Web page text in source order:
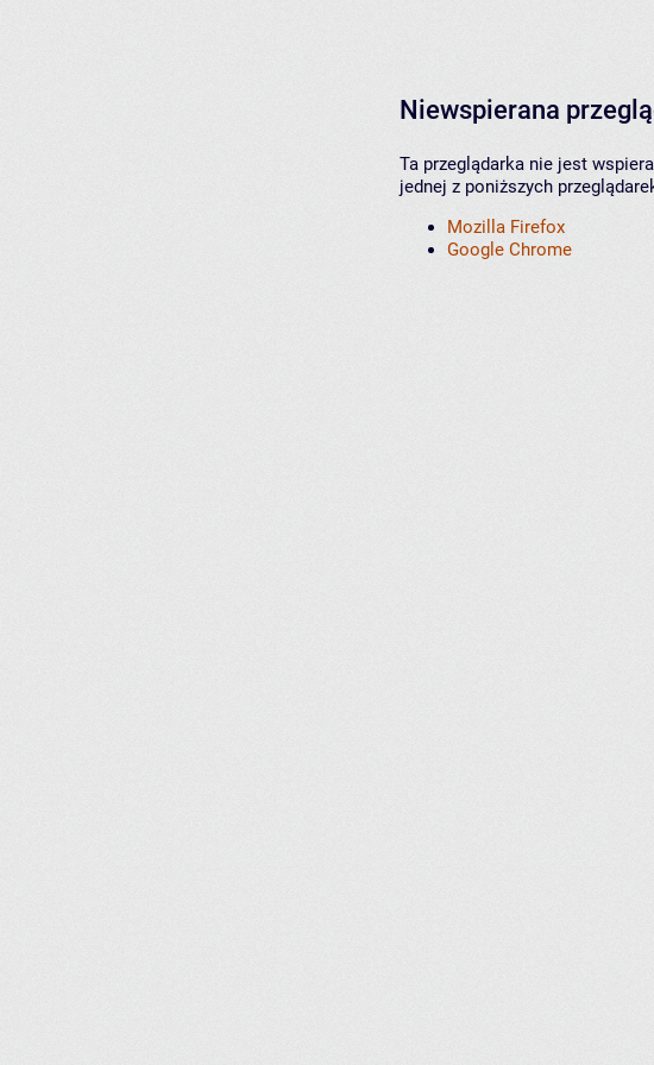
Niewspierana
Ta przeglądarka nie jest
jednej z poniższych
Mozilla Firefox
Google Chrome